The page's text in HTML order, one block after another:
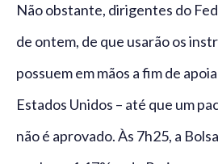
Não obstante, dirigentes do
de ontem, de que usarão os
possuem em mãos a fim de
Estados Unidos – até que um
não é aprovado. Às 7h25, a